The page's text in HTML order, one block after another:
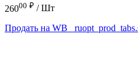
26000 ₽ / Шт
Продать на WB